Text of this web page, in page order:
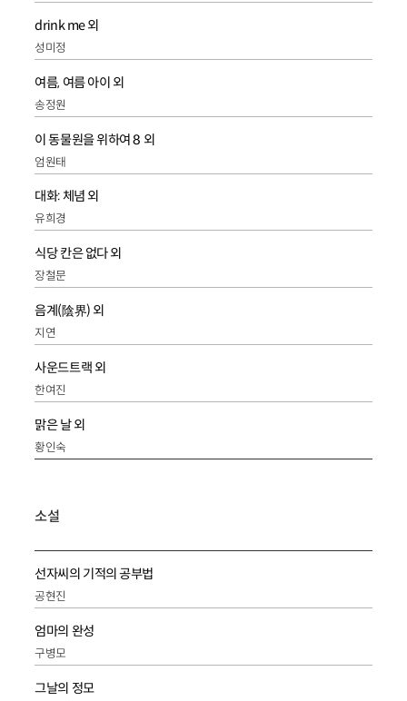
drink me 외
성미정
여름, 여름 아이 외
송정원
이 동물원을 위하여 8 외
엄원태
대화: 체념 외
유희경
식당 칸은 없다 외
장철문
음계(陰界) 외
지연
사운드트랙 외
한여진
맑은 날 외
황인숙
소설
선자씨의 기적의 공부법
공현진
엄마의 완성
구병모
그날의 정모